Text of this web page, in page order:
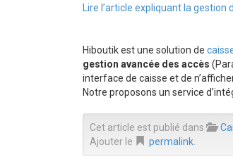
Lire l’article expliquant la
Hiboutik est une solution de
gestion avancée des accès
interface de caisse et de
Notre proposons un service
Cet article est publié dans
Ajouter le
permalink